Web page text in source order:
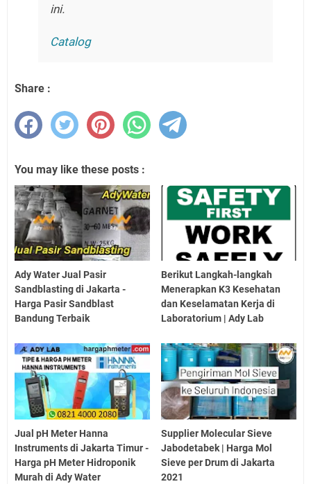
ini.
Catalog
Share :
You may like these posts :
Ady Water Jual Pasir
Sandblasting di Jakarta -
Harga Pasir Sandblast
Bandung Terbaik
Berikut Langkah-langkah
Menerapkan K3 Kesehatan
dan Keselamatan Kerja di
Laboratorium | Ady Lab
Jual pH Meter Hanna
Instruments di Jakarta Timur -
Harga pH Meter Hidroponik
Murah di Ady Water
Supplier Molecular Sieve
Jabodetabek | Harga Mol
Sieve per Drum di Jakarta
2021